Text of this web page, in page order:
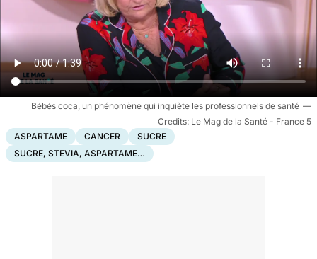
Bébés coca, un phénomène qui inquiète les professionnels de santé
Le Mag de la Santé - France 5
ASPARTAME
CANCER
SUCRE
SUCRE, STEVIA, ASPARTAME…